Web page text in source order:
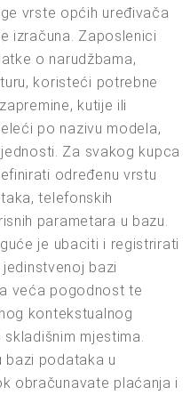
vrste općih uređivača
izračuna. Zaposlenici
o narudžbama,
koristeći potrebne
kutije ili
po nazivu modela,
Za svakog kupca
određenu vrstu
telefonskih
parametara u bazu.
je ubaciti i registrirati
bazi
veća pogodnost te
kontekstualnog
mjestima.
bazi podataka u
obračunavate plaćanja i